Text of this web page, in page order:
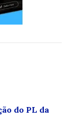
do PL da